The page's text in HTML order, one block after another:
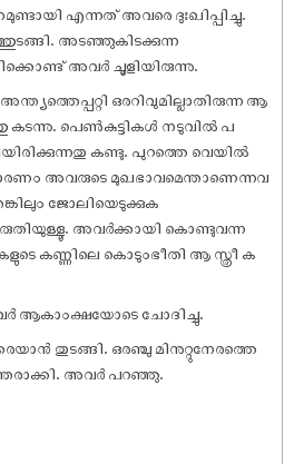
എന്നത് അവരെ ദുഃഖിപ്പിച്ചു.
അടഞ്ഞുകിടക്കുന്ന
അവർ ചൂളിയിരുന്നു.
ഒരറിവുമില്ലാതിരുന്ന ആ
കടന്നു. പെൺകുട്ടികൾ നടുവിൽ പ
കണ്ടു. പുറത്തെ വെയിൽ
അവരുടെ മുഖഭാവമെന്താണെന്നവ
ജോലിയെടുക്കുക
അവർക്കായി കൊണ്ടുവന്ന
കണ്ണിലെ കൊടുംഭീതി ആ സ്ത്രീ ക
ആകാംക്ഷയോടെ ചോദിച്ചു.
തുടങ്ങി. ഒരഞ്ചു മിനുറ്റുനേരത്തെ
അവർ പറഞ്ഞു.